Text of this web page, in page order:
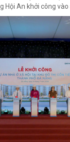
Hội An khởi công